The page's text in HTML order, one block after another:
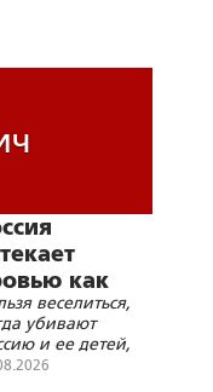
как
веселиться,
убивают
и ее детей,
хохотать,